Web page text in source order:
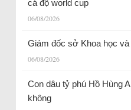
cá độ world cup
06/08/2026
Giám đốc sở Khoa học
06/08/2026
Con dâu tỷ phú Hồ Hùng
không